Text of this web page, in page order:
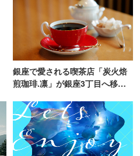
銀座で愛される喫茶店「炭火焙
煎珈琲.凛」が銀座3丁目へ移転